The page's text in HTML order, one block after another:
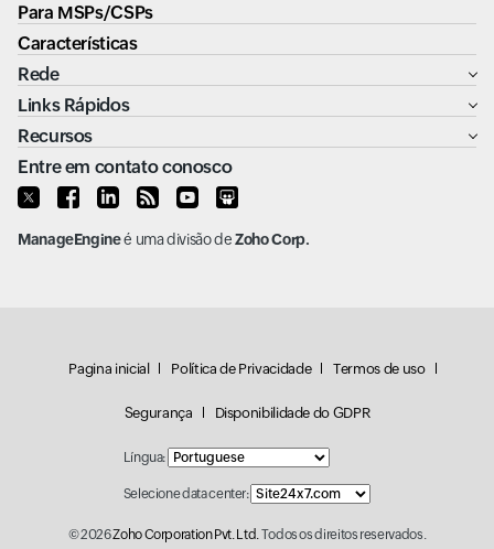
Para MSPs/CSPs
Características
Rede
Links Rápidos
Recursos
Entre em contato conosco
ManageEngineé uma divisão deZoho Corp.
Pagina inicial Política de Privacidade Termos de uso
Segurança Disponibilidade do GDPR
Língua:
Selecione data center:
© 2026Zoho Corporation Pvt. Ltd. Todos os direitos reservados.